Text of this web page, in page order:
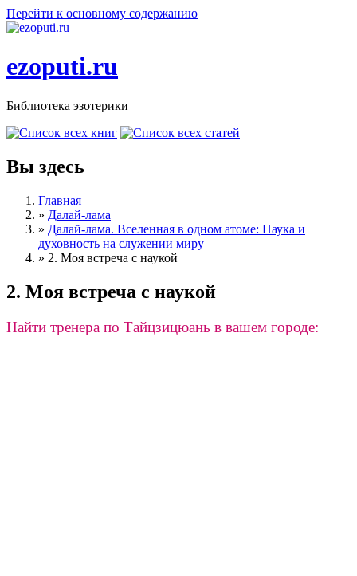
Перейти к основному содержанию
ezoputi.ru
Библиотека эзотерики
Вы здесь
Главная
» Далай-лама
» Далай-лама. Вселенная в одном атоме: Наука и
духовность на служении миру
» 2. Моя встреча с наукой
2. Моя встреча с наукой
Найти тренера по Тайцзицюань в вашем городе: